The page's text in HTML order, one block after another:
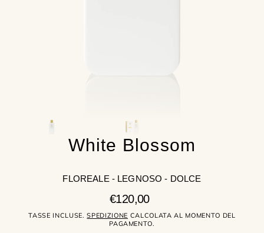
White Blossom
FLOREALE - LEGNOSO - DOLCE
Prezzo
regolare
€120,00
TASSE INCLUSE.SPEDIZIONE CALCOLATA AL MOMENTO DEL
PAGAMENTO.